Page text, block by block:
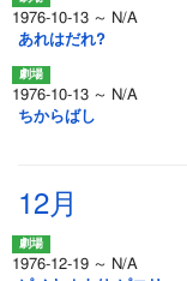
1976-10-13 ～ N/A
あれはだれ?
1976-10-13 ～ N/A
ちからばし
12月
1976-12-19 ～ N/A